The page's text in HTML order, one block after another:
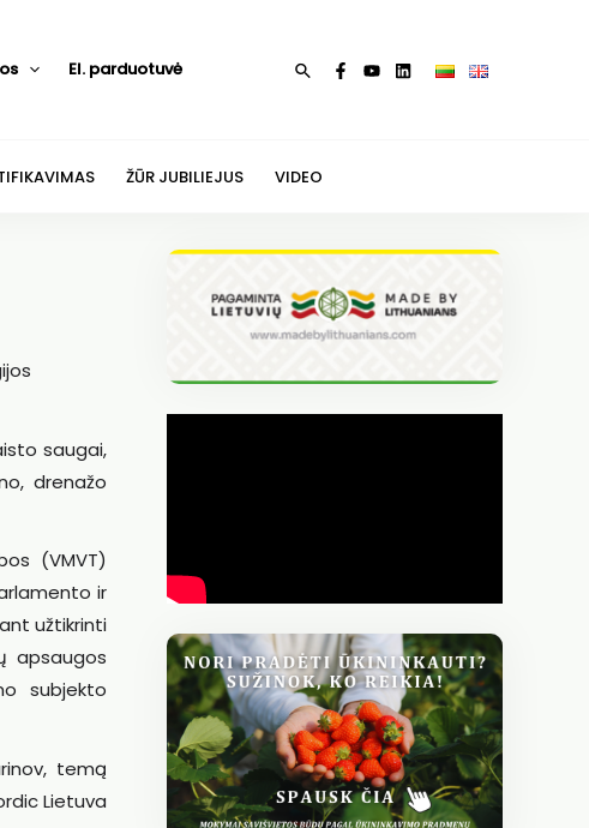
El. parduotuvė Paieška
ŽŪR JUBILIEJUS VIDEO
saugai,
drenažo
(VMVT)
ir
užtikrinti
apsaugos
subjekto
temą
Lietuva